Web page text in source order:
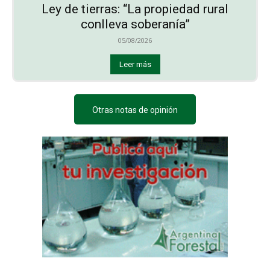
Ley de tierras: “La propiedad rural
conlleva soberanía”
05/08/2026
Leer más
Otras notas de opinión